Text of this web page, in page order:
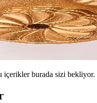
içerikler burada sizi bekliyor.